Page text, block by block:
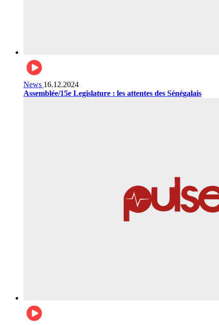
News 16.12.2024
Assemblée/15e Legislature : les attentes des Sénégalais